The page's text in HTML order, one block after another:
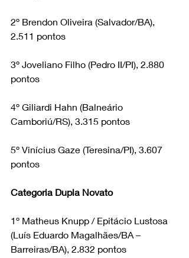
2º Brendon Oliveira (Salvador/BA),
2.511 pontos
3º Joveliano Filho (Pedro II/PI), 2.880
pontos
4º Giliardi Hahn (Balneário
Camboriú/RS), 3.315 pontos
5º Vinícius Gaze (Teresina/PI), 3.607
pontos
Categoria Dupla Novato
1º Matheus Knupp / Epitácio Lustosa
(Luís Eduardo Magalhães/BA –
Barreiras/BA), 2.832 pontos